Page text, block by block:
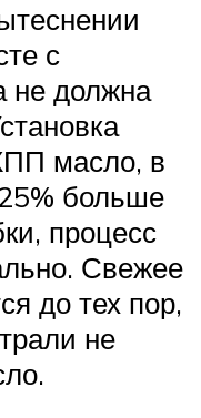
с
не должна
масло, в
больше
процесс
Свежее
до тех пор,
не